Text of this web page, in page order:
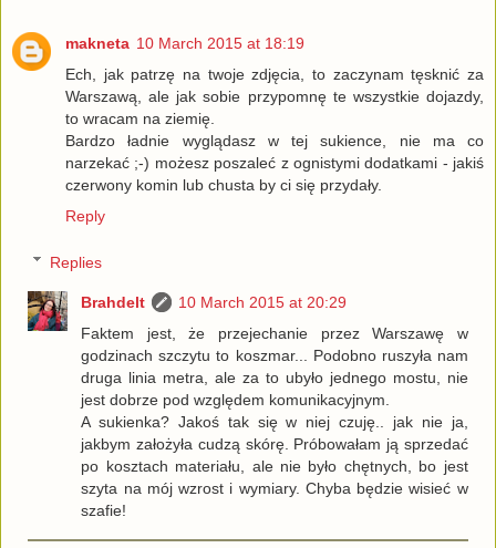
makneta 10 March 2015 at 18:19
Ech, jak patrzę na twoje zdjęcia, to zaczynam tęsknić za
Warszawą, ale jak sobie przypomnę te wszystkie dojazdy,
to wracam na ziemię.
Bardzo ładnie wyglądasz w tej sukience, nie ma co
narzekać ;-) możesz poszaleć z ognistymi dodatkami - jakiś
czerwony komin lub chusta by ci się przydały.
Reply
Replies
Brahdelt
10 March 2015 at 20:29
Faktem jest, że przejechanie przez Warszawę w
godzinach szczytu to koszmar... Podobno ruszyła nam
druga linia metra, ale za to ubyło jednego mostu, nie
jest dobrze pod względem komunikacyjnym.
A sukienka? Jakoś tak się w niej czuję.. jak nie ja,
jakbym założyła cudzą skórę. Próbowałam ją sprzedać
po kosztach materiału, ale nie było chętnych, bo jest
szyta na mój wzrost i wymiary. Chyba będzie wisieć w
szafie!